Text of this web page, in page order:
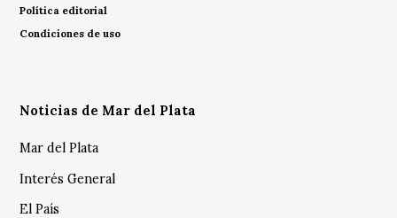
Política editorial
Condiciones de uso
Noticias de Mar del Plata
Mar del Plata
Interés General
El País